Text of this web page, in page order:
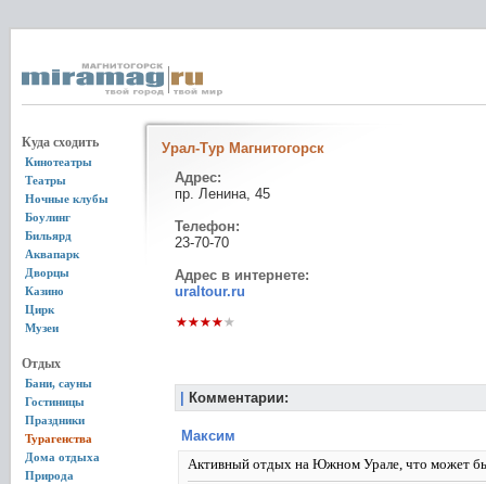
Куда сходить
Кинотеатры
Театры
Ночные клубы
Боулинг
Бильярд
Аквапарк
Дворцы
Казино
Цирк
Музеи
Отдых
Бани, сауны
Гостиницы
Праздники
Турагенства
Дома отдыха
Природа
Урал-Тур Магнитогорск
Адрес:
пр. Ленина, 45
Телефон:
23-70-70
Адрес в интернете:
uraltour.ru
Комментарии:
Максим
Активный отдых на Южном Урале, что может